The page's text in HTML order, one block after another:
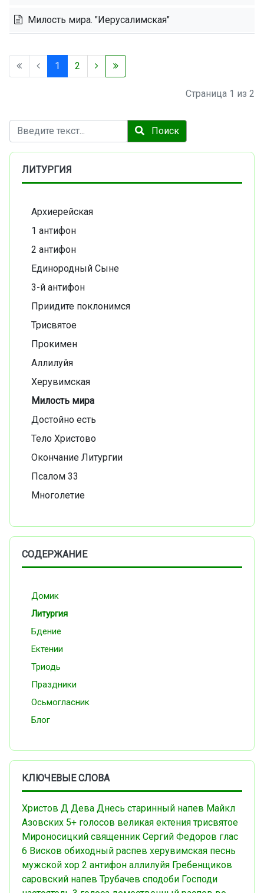
Милость мира. "Иерусалимская"
1 2
Страница 1 из 2
Поиск Поиск
ЛИТУРГИЯ
Архиерейская
1 антифон
2 антифон
Единородный Сыне
3-й антифон
Приидите поклонимся
Трисвятое
Прокимен
Аллилуйя
Херувимская
Милость мира
Достойно есть
Тело Христово
Окончание Литургии
Псалом 33
Многолетие
СОДЕРЖАНИЕ
Домик
Литургия
Бдение
Ектении
Триодь
Праздники
Осьмогласник
Блог
КЛЮЧЕВЫЕ СЛОВА
Христов Д Дева Днесь старинный напев Майкл
Азовских 5+ голосов великая ектения трисвятое
Мироносицкий священник Сергий Федоров глас
6 Висков обиходный распев херувимская песнь
мужской хор 2 антифон аллилуйя Гребенщиков
саровский напев Трубачев сподоби Господи